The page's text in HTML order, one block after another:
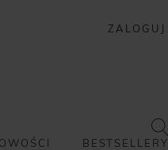
ZALOGUJ
BESTSELLERY